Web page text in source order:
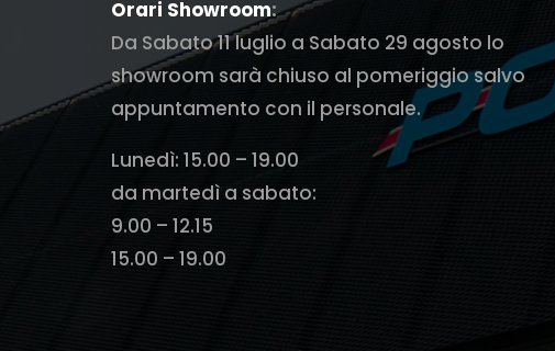
Orari Showroom:
Da Sabato 11 luglio a Sabato 29 agosto lo
showroom sarà chiuso al pomeriggio salvo
appuntamento con il personale.
Lunedì: 15.00 – 19.00
da martedì a sabato:
9.00 – 12.15
15.00 – 19.00